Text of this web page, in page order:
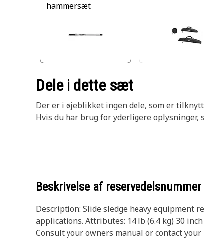
hammersæt
Dele i dette sæt
Der er i øjeblikket ingen dele, som er
Hvis du har brug for yderligere oplysninger,
Beskrivelse af reservedelsnummer
Description: Slide sledge heavy equipment
applications. Attributes: 14 lb (6.4 kg) 30
Consult your owners manual or contact